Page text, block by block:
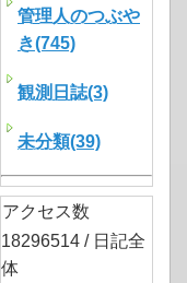
管理人のつぶや
き(745)
観測日誌(3)
未分類(39)
アクセス数
18296514 / 日記全
体